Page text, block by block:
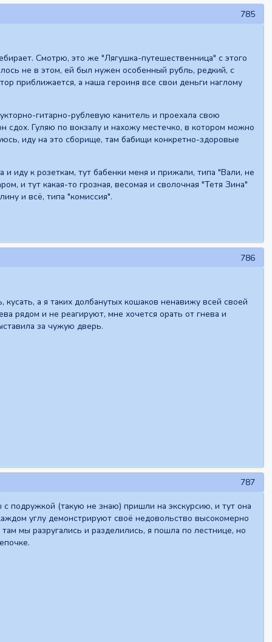
785
Смотрю, это же "Лягушка-путешественница" с этого
не в этом, ей был нужен особенный рубль, редкий, с
приближается, а наша героиня все свои деньги наглому
гитарно-рублевую канитель и проехала свою
сдох. Гуляю по вокзалу и нахожу местечко, в котором можно
иду на это сборище, там бабищи конкретно-здоровые
иду к розеткам, тут бабенки меня и прижали, типа "Вали, не
и тут какая-то грозная, весомая и сволочная "Тетя Зина"
и всё, типа "комиссия".
786
а я таких долбанутых кошаков ненавижу всей своей
рядом и не реагируют, мне хочется орать от гнева и
за чужую дверь.
787
подружкой (такую не знаю) пришли на экскурсию, и тут она
углу демонстрируют своё недовольство высокомерно
мы разругались и разделились, я пошла по лестнице, но